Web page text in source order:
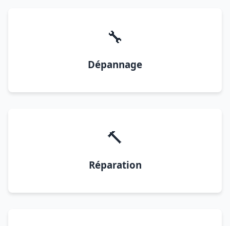
🔧
Dépannage
🔨
Réparation